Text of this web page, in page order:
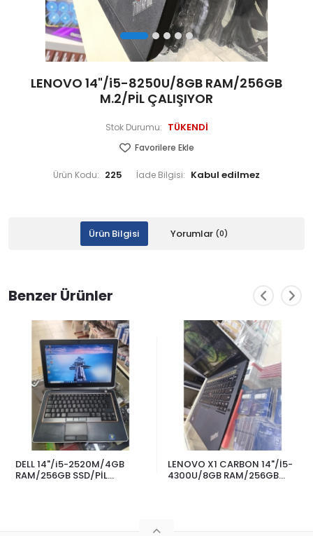
LENOVO 14"/i5-8250U/8GB RAM/256GB
M.2/PİL ÇALIŞIYOR
Stok Durumu: TÜKENDİ
Favorilere Ekle
Ürün Kodu: 225 İade Bilgisi:
Ürün Bilgisi Yorumlar (0)
Benzer Ürünler
DELL 14"/i5-2520M/4GB
RAM/256GB SSD/PİL
LENOVO X1 CARBON 14"/İ5-
4300U/8GB RAM/256GB